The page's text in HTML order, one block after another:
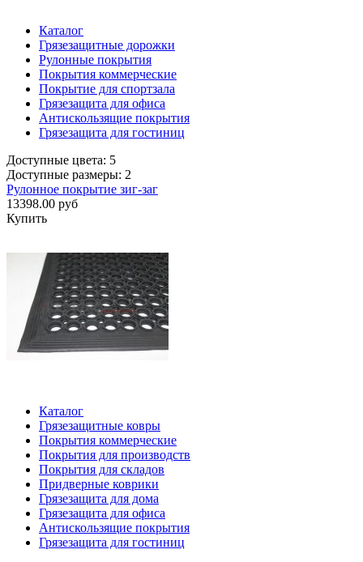
Каталог
Грязезащитные дорожки
Рулонные покрытия
Покрытия коммерческие
Покрытие для спортзала
Грязезащита для офиса
Антискользящие покрытия
Грязезащита для гостиниц
Доступные цвета: 5
Доступные размеры: 2
Рулонное покрытие зиг-заг
13398.00 руб
Купить
Каталог
Грязезащитные ковры
Покрытия коммерческие
Покрытия для производств
Покрытия для складов
Придверные коврики
Грязезащита для дома
Грязезащита для офиса
Антискользящие покрытия
Грязезащита для гостиниц